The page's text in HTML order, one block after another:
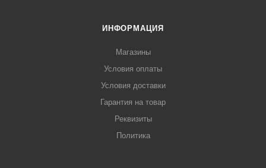
ИНФОРМАЦИЯ
Магазины
Условия оплаты
Условия доставки
Гарантия на товар
Реквизиты
Политика